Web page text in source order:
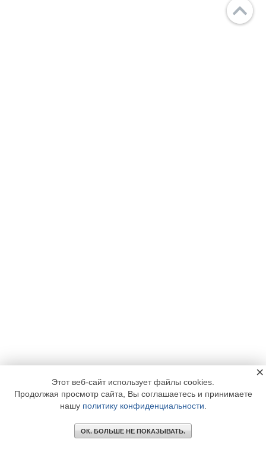
Этот веб-сайт использует файлы cookies.
Продолжая просмотр сайта, Вы соглашаетесь и принимаете
нашу политику конфиденциальности
ОК. БОЛЬШЕ НЕ ПОКАЗЫВАТЬ.
×